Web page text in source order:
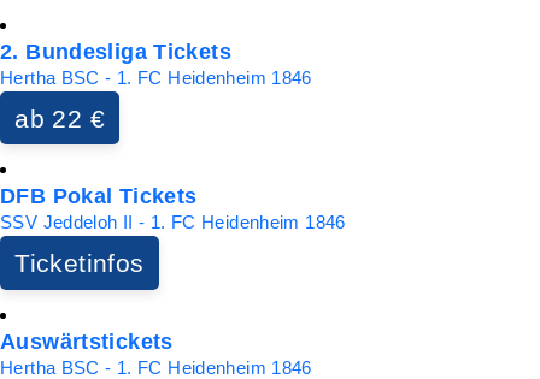
2. Bundesliga Tickets
Hertha BSC - 1. FC Heidenheim 1846
ab 22 €
DFB Pokal Tickets
SSV Jeddeloh II - 1. FC Heidenheim 1846
Ticketinfos
Auswärtstickets
Hertha BSC - 1. FC Heidenheim 1846